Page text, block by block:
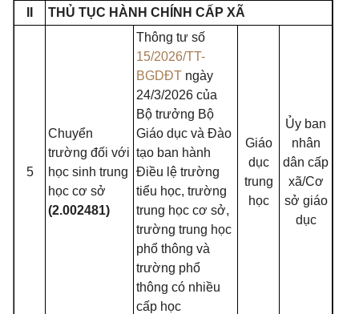
THỦ TỤC HÀNH CHÍNH CẤP XÃ
5
Chuyển
trường đối với
học sinh trung
học cơ sở
(2.002481)
Thông tư số
15/2026/TT-
BGDĐT ngày
24/3/2026 của
Bộ trưởng Bộ
Giáo dục và Đào
tạo ban hành
Điều lệ trường
tiểu học, trường
trung học cơ sở,
trường trung học
phổ thông và
trường phổ
thông có nhiều
cấp học
Giáo
dục
trung
học
Ủy ban
nhân
dân cấp
xã/Cơ
sở giáo
dục